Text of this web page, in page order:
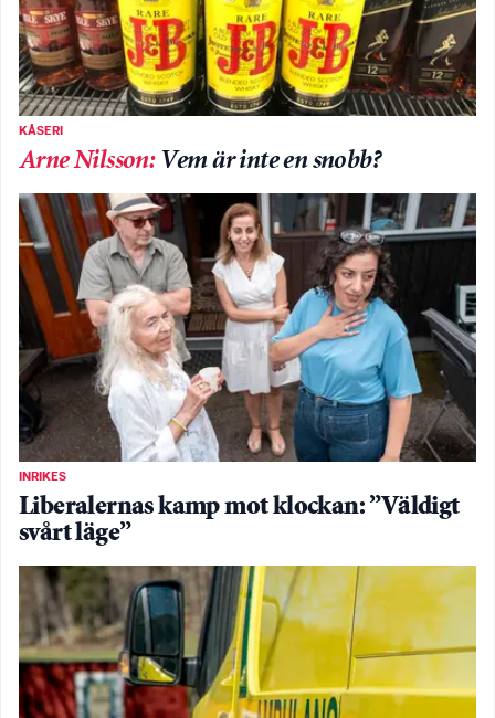
KÅSERI
Arne Nilsson: Vem är inte en snobb?
INRIKES
Liberalernas kamp mot klockan: ”Väldigt
svårt läge”